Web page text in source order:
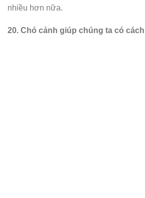
nhiều hơn nữa.
20. Chó cảnh giúp chúng ta có